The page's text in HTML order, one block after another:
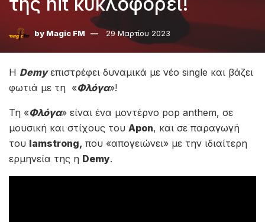
by Magic FM 29 Μαρτίου 2023
Η Demyεπιστρέφει δυναμικά με νέο single και βάζει
φωτιά με τη «Φλόγα»!
Τη «Φλόγα» είναι ένα μοντέρνο pop anthem, σε
μουσική και στίχους του Apon, και σε παραγωγή
του Iamstrong, που «απογειώνει» με την ιδιαίτερη
ερμηνεία της η Demy.